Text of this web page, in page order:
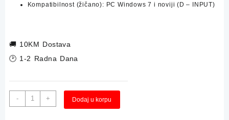
Kompatibilnost (žičano): PC Windows 7 i noviji (D – INPUT)
🚚 10KM Dostava
🕑 1-2 Radna Dana
-
Wireless
Gamepad
+ Dodaj u korpu